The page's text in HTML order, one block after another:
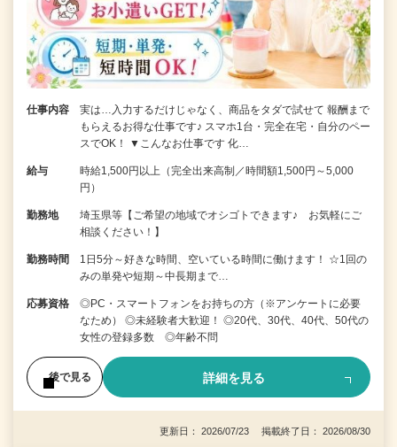
仕事内容
実は…入力するだけじゃなく、商品をタダで試せて 報酬まで
もらえるお得な仕事です♪ スマホ1台・完全在宅・自分のペー
スでOK！ ▼こんなお仕事です 化…
給与
時給1,500円以上（完全出来高制／時間額1,500円～5,000
円）
勤務地
埼玉県等【ご希望の地域でオシゴトできます♪ お気軽にご
相談ください！】
勤務時間
1日5分～好きな時間、空いている時間に働けます！ ☆1回の
みの単発や短期～中長期まで…
応募資格
◎PC・スマートフォンをお持ちの方（※アンケートに必要
なため） ◎未経験者大歓迎！ ◎20代、30代、40代、50代の
女性の登録多数 ◎年齢不問
後で見る 詳細を見る
更新日： 2026/07/23 掲載終了日： 2026/08/30